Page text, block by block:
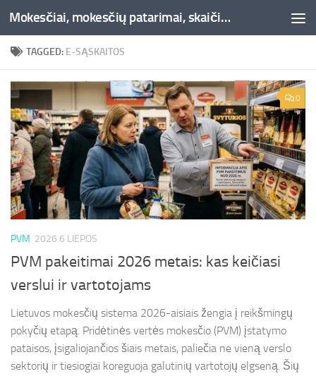
Skip to content Mokesčiai, mokesčių patarimai, skaičiuoklės, straipsniai -Liepaja.lt
TAGGED: E-SĄSKAITOS
0
PVM 2026 6 LIEPOS
PVM pakeitimai 2026 metais: kas keičiasi
verslui ir vartotojams
Lietuvos mokesčių sistema 2026-aisiais žengia į reikšmingų
pokyčių etapą. Pridėtinės vertės mokesčio (PVM) įstatymo
pataisos, įsigaliojančios šiais metais, paliečia ne vieną verslo
sektorių ir tiesiogiai koreguoja galutinių vartotojų elgseną. Šių